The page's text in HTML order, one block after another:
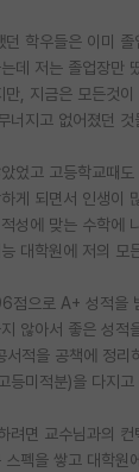
학우들은 이미
데 저는 졸업장만
만, 지금은 모든것
너지고 없어졌던
었고 고등학교때
게 되면서 인생이
성에 맞는 수학에
대학원에 저의 모
점으로 A+ 성적을
않아서 좋은 성적
적을 공책에 정리
등미적분)을 다지고
려면 교수님과의
펙을 쌓고 대학원